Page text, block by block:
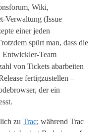
Wiki,
Verwaltung (Issue
einer jeden
spürt man, dass die
Entwickler-Team
von Tickets abarbeiten
fertigzustellen –
der ein
zu Trac; während Trac